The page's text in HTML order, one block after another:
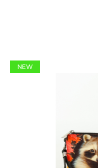
NEW